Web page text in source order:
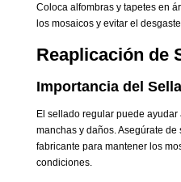
Coloca alfombras y tapetes en
los mosaicos y evitar el
Reaplicación de
Importancia del
El sellado regular puede
manchas y daños. Asegúrate
fabricante para mantener los
condiciones.